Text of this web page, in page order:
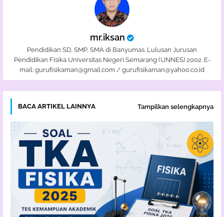
mr.iksan
Pendidikan SD, SMP, SMA di Banyumas. Lulusan Jurusan
Pendidikan Fisika Universitas Negeri Semarang (UNNES) 2002. E-
mail: gurufisikaman@gmail.com / gurufisikaman@yahoo.co.id
BACA ARTIKEL LAINNYA Tampilkan selengkapnya